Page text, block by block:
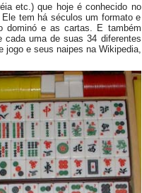
etc.) que hoje é conhecido no
tem há séculos um formato e
dominó e as cartas. E também
cada uma de suas 34 diferentes
jogo e seus naipes na Wikipedia,